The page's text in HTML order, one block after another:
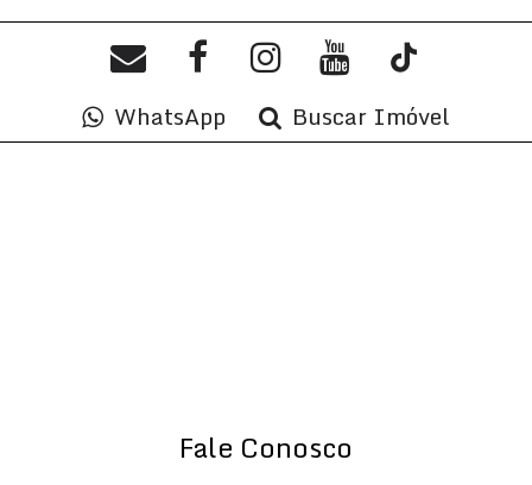
Vaga(s), 500mDistância do Mar, Útil:70.00m²
WhatsApp Buscar Imóvel
Fale Conosco